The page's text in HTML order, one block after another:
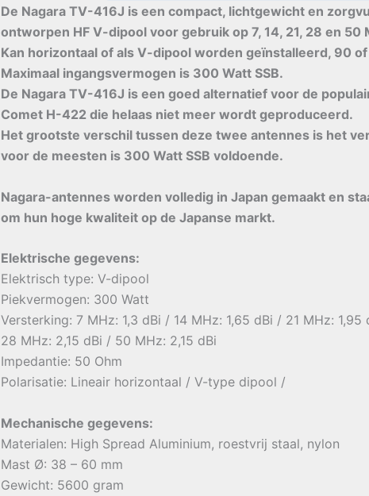
De Nagara TV-416J is een compact, lichtgewicht en
ontworpen HF V-dipool voor gebruik op 7, 14, 21, 28 en 50
Kan horizontaal of als V-dipool worden geïnstalleerd, 90
Maximaal ingangsvermogen is 300 Watt SSB.
De Nagara TV-416J is een goed alternatief voor de
Comet H-422 die helaas niet meer wordt geproduceerd.
Het grootste verschil tussen deze twee antennes is het
voor de meesten is 300 Watt SSB voldoende.
Nagara-antennes worden volledig in Japan gemaakt en
om hun hoge kwaliteit op de Japanse markt.
Elektrische gegevens:
Elektrisch type: V-dipool
Piekvermogen: 300 Watt
Versterking: 7 MHz: 1,3 dBi / 14 MHz: 1,65 dBi / 21 MHz: 1,95
28 MHz: 2,15 dBi / 50 MHz: 2,15 dBi
Impedantie: 50 Ohm
Polarisatie: Lineair horizontaal / V-type dipool /
Mechanische gegevens:
Materialen: High Spread Aluminium, roestvrij staal, nylon
Mast Ø: 38 – 60 mm
Gewicht: 5600 gram